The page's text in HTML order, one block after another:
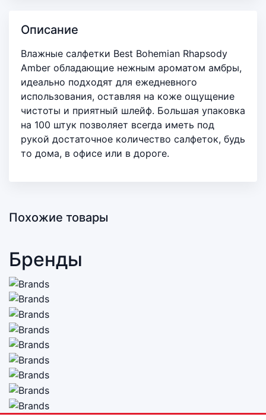
Описание
Влажные салфетки Best Bohemian Rhapsody
Amber обладающие нежным ароматом амбры,
идеально подходят для ежедневного
использования, оставляя на коже ощущение
чистоты и приятный шлейф. Большая упаковка
на 100 штук позволяет всегда иметь под
рукой достаточное количество салфеток, будь
то дома, в офисе или в дороге.
Похожие товары
Бренды